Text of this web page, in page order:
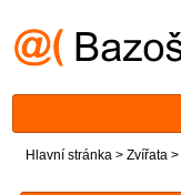
Hlavní stránka > Zvířata >